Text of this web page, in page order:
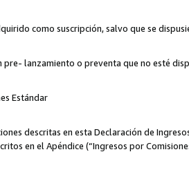
como suscripción, salvo que se
pre- lanzamiento o preventa que no esté
Estándar
descritas en esta Declaración de
en el Apéndice (“Ingresos por